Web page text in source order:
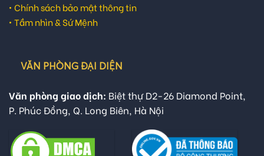
• Chính sách bảo mật thông tin
• Tầm nhìn & Sứ Mệnh
VĂN PHÒNG ĐẠI DIỆN
Văn phòng giao dịch: Biệt thự D2-26 Diamond Point,
P. Phúc Đồng, Q. Long Biên, Hà Nội